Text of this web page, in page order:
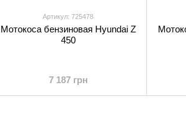
Артикул: 725478
Мотокоса бензиновая Hyundai Z
450
7 187 грн